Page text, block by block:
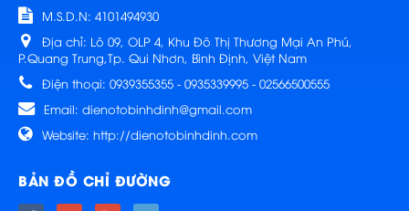
M.S.D.N: 4101494930
Địa chỉ: Lô 09, OLP 4, Khu Đô Thị Thương Mại An Phú,
P.Quang Trung,Tp. Qui Nhơn, Bình Định, Việt Nam
Điện thoại: 0939355355 - 0935339995 - 02566500555
Email: dienotobinhdinh@gmail.com
Website: http://dienotobinhdinh.com
BẢN ĐỒ CHỈ ĐƯỜNG